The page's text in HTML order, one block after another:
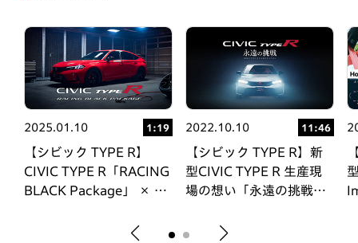
2025.01.10 1:19
【シビック TYPE R】
CIVIC TYPE R「RACING
BLACK Package」 × 佐
2022.10.10 11:46
【シビック TYPE R】新
型CIVIC TYPE R 生産現
場の想い「永遠の挑戦～
るために～」